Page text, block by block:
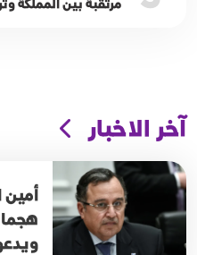
آخر الاخبار
أمين